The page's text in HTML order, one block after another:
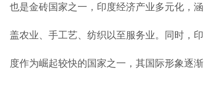
也是金砖国家之一，印度经济产业多元化，涵
盖农业、手工艺、纺织以至服务业。同时，印
度作为崛起较快的国家之一，其国际形象逐渐